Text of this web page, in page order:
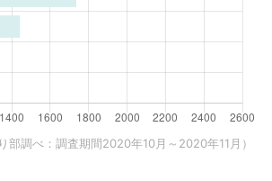
部調べ：調査期間2020年10月～2020年11月）